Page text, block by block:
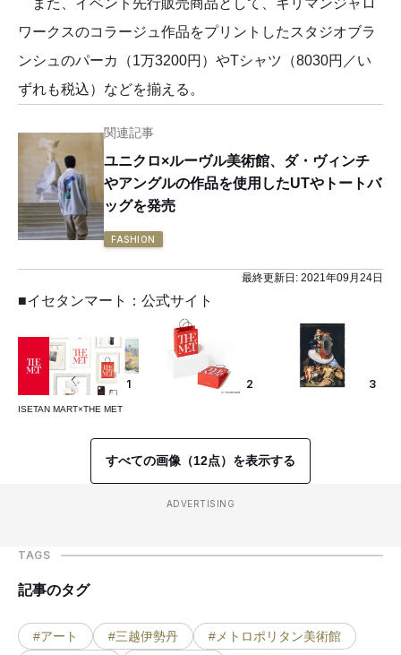
ワークスのコラージュ作品をプリントしたスタジオブラ
ンシュのパーカ（1万3200円）やTシャツ（8030円／い
ずれも税込）などを揃える。
関連記事
ユニクロ×ルーヴル美術館、ダ・ヴィンチ
やアングルの作品を使用したUTやトートバ
ッグを発売
FASHION
最終更新日: 2021年09月24日
■イセタンマート：公式サイト
1
ISETAN MART×THE MET
2 3
すべての画像（12点）を表示する
ADVERTISING
TAGS
記事のタグ
#アート #三越伊勢丹 #メトロポリタン美術館